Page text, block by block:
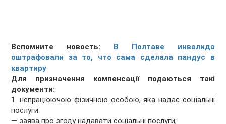
Вспомните новость: В Полтаве инвалида
оштрафовали за то, что сама сделала пандус в
квартиру
Для призначення компенсації подаються такі
документи:
1. непрацюючою фізичною особою, яка надає соціальні
послуги:
— заява про згоду надавати соціальні послуги;